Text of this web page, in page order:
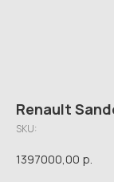
Renault
SKU:
1397000,00 р.